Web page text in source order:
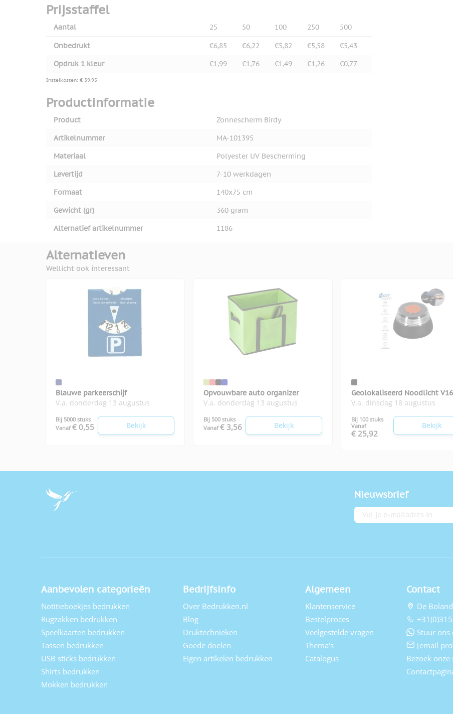
View larger image
View larger image
Prijsstaffel
Aantal 25 50 100 250 500
Onbedrukt €6,85 €6,22 €5,82 €5,58
€5,43
Opdruk 1 kleur
€1,99 €1,76 €1,49 €1,26 €0,77
Instelkosten: € 39,95
Productinformatie
Product
Zonnescherm Birdy
Artikelnummer
MA-101395
Materiaal
Polyester UV Bescherming
Levertijd
7-10 werkdagen
Formaat
140x75 cm
Gewicht (gr)
360 gram
Alternatief artikelnummer
1186
Alternatieven
Wellicht ook interessant
Blauwe parkeerschijf
V.a. donderdag 13 augustus
Bij 5000 stuks
Vanaf € 0,55 Bekijk
Opvouwbare auto organizer
V.a. donderdag 13 augustus
Bij 500 stuks
Vanaf € 3,56 Bekijk
Geolokaliseerd Noodlicht V16
Kershaw
V.a. dinsdag 18 augustus
Bij 100 stuks
Vanaf
€ 25,92
Bekijk
Nieuwsbrief
E-mailadres
Aanbevolen categorieën
Notitieboekjes bedrukken
Rugzakken bedrukken
Speelkaarten bedrukken
Tassen bedrukken
USB sticks bedrukken
Shirts bedrukken
Mokken bedrukken
Bedrijfsinfo
Over Bedrukken.nl
Blog
Druktechnieken
Goede doelen
Eigen artikelen bedrukken
Algemeen
Klantenservice
Bestelproces
Veelgestelde vragen
Thema's
Catalogus
Contact
De
Stuur ons
[email
Bezoek